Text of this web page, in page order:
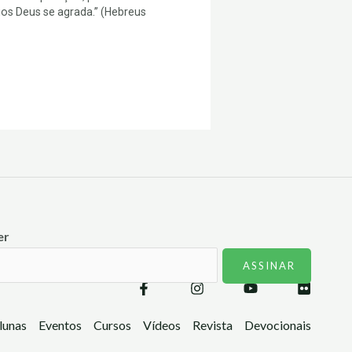
Deus se agrada.” (Hebreus
Eventos Cursos Vídeos Revista Devocionais